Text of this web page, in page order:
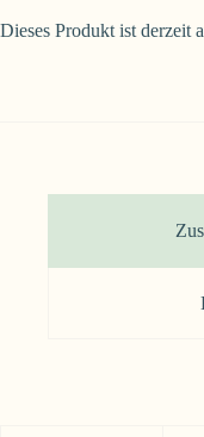
Dieses Produkt ist derzeit